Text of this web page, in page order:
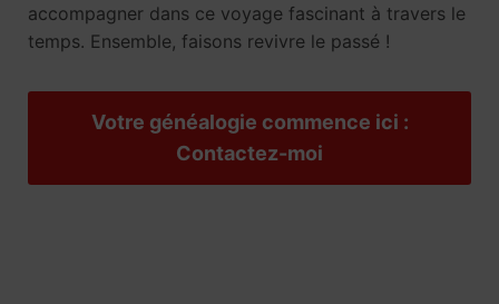
accompagner dans ce voyage fascinant à travers le
temps. Ensemble, faisons revivre le passé !
Votre généalogie commence ici :
Contactez-moi